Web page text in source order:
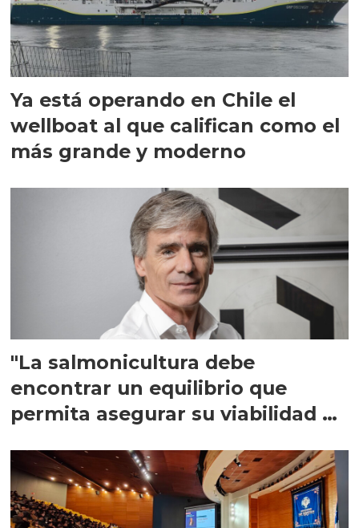
Ya está operando en Chile el
wellboat al que califican como el
más grande y moderno
"La salmonicultura debe
encontrar un equilibrio que
permita asegurar su viabilidad de